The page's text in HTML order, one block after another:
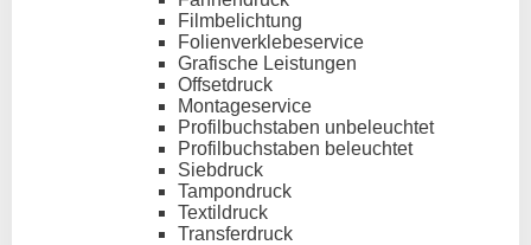
Filmbelichtung
Folienverklebeservice
Grafische Leistungen
Offsetdruck
Montageservice
Profilbuchstaben unbeleuchtet
Profilbuchstaben beleuchtet
Siebdruck
Tampondruck
Textildruck
Transferdruck